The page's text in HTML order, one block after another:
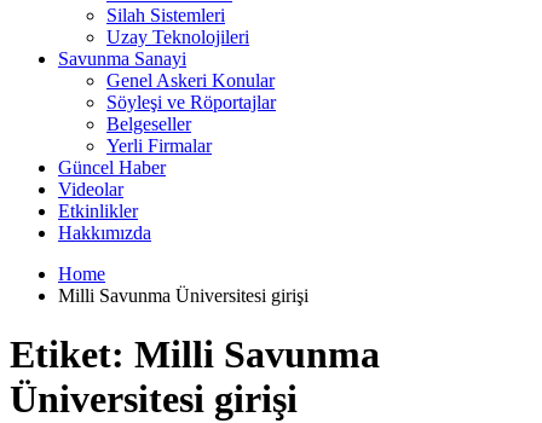
Silah Sistemleri
Uzay Teknolojileri
Savunma Sanayi
Genel Askeri Konular
Söyleşi ve Röportajlar
Belgeseller
Yerli Firmalar
Güncel Haber
Videolar
Etkinlikler
Hakkımızda
Home
Milli Savunma Üniversitesi girişi
Etiket: Milli Savunma
Üniversitesi girişi